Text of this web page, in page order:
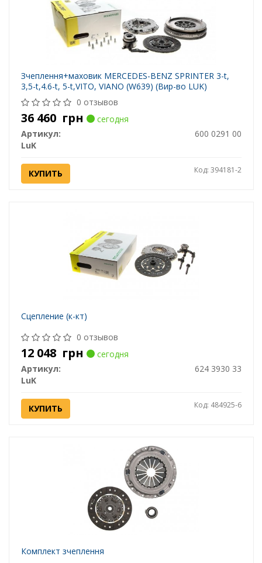
Зчеплення+маховик MERCEDES-BENZ SPRINTER 3-t,
3,5-t,4.6-t, 5-t,VITO, VIANO (W639) (Вир-во LUK)
0 отзывов
36 460 грн
сегодня
Артикул:
600 0291 00
LuK
КУПИТЬ Код: 394181-2
Сцепление (к-кт)
0 отзывов
12 048 грн
сегодня
Артикул:
624 3930 33
LuK
КУПИТЬ Код: 484925-6
Комплект зчеплення